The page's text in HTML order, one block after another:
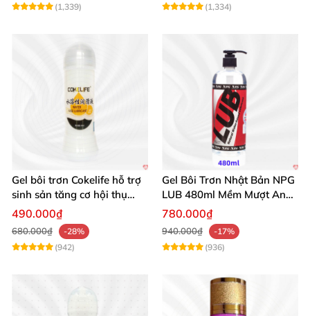
(1,339)
(1,334)
Gel bôi trơn Cokelife hỗ trợ
sinh sản tăng cơ hội thụ
thai
490.000₫
680.000₫
-28%
(942)
Gel Bôi Trơn Nhật Bản NPG
LUB 480ml Mềm Mượt An
Toàn Giá Tốt
780.000₫
940.000₫
-17%
(936)